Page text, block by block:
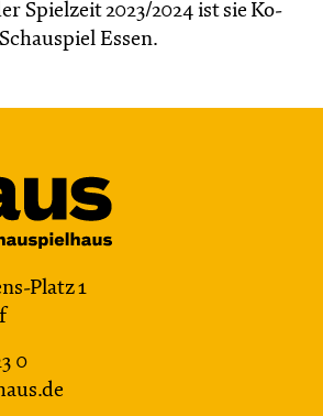
Spielzeit 2023/2024 ist sie Ko-
Essen.
Platz 1
0